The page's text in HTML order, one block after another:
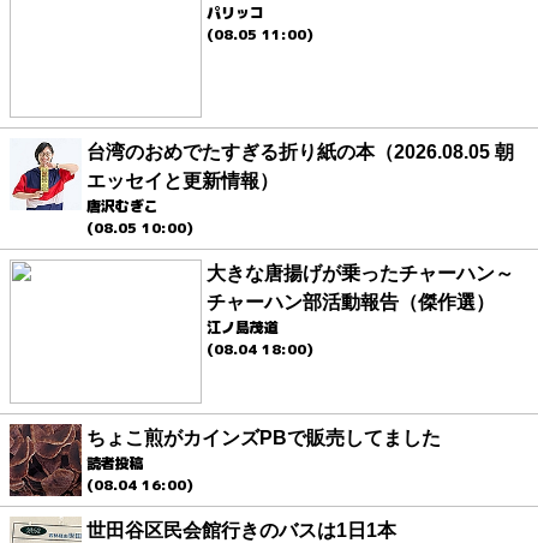
パリッコ
(08.05 11:00)
台湾のおめでたすぎる折り紙の本（2026.08.05 朝
エッセイと更新情報）
唐沢むぎこ
(08.05 10:00)
大きな唐揚げが乗ったチャーハン～
チャーハン部活動報告（傑作選）
江ノ島茂道
(08.04 18:00)
ちょこ煎がカインズPBで販売してました
読者投稿
(08.04 16:00)
世田谷区民会館行きのバスは1日1本